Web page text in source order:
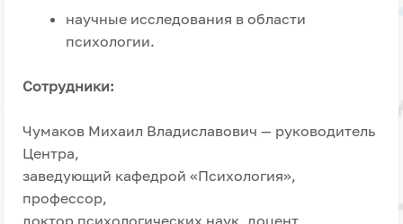
научные исследования в области
психологии.
Сотрудники:
Чумаков Михаил Владиславович — руководитель
Центра,
заведующий кафедрой «Психология»,
профессор,
доктор психологических наук, доцент